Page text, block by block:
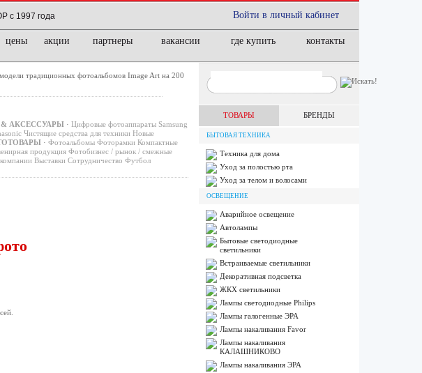
Войти в личный кабинет
1997 года
цены акции партнеры вакансии где купить контакты
традиционных фотоальбомов Image Art на 200
АКСЕССУАРЫ · Цифровые фотоаппараты Samsung
Чистящие средства для техники Новые
· Фотоальбомы Фоторамки Компактные
продукция Фотобизнес / рынок / смежные
Выставки Сотрудничество Футбол
ТОВАРЫ БРЕНДЫ
БЫТОВАЯ ТЕХНИКА
Техника для дома
Уход за полостью рта
Уход за телом и волосами
ОСВЕЩЕНИЕ
Аварийное освещение
Автолампы
Бытовые светодиодные
светильники
Встраиваемые светильники
Декоративная подсветка
ЖКХ светильники
Лампы cветодиодные Philips
Лампы галогенные ЭРА
Лампы накаливания Favor
Лампы накаливания
КАЛАШНИКОВО
Лампы накаливания ЭРА